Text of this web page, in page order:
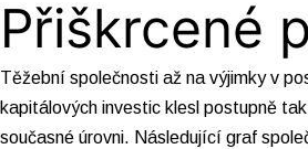
Přiškrcené
Těžební společnosti až na výjimky v
kapitálových investic klesl postupně
současné úrovni. Následující graf